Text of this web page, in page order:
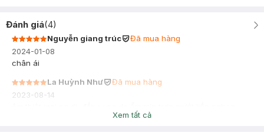
Đánh giá(4)
Nguyễn giang trúc
Đã mua hàng
2024-01-08
chân ái
La Huỳnh Như
Đã mua hàng
2023-08-14
Xem tất cả